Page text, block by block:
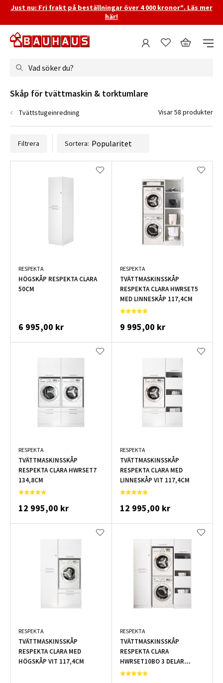
Just nu: Fri frakt på beställningar över 4 000 kronor*. Läs mer
här!
Vad söker du?
Filtrera Sortera:
RESPEKTA
HÖGSKÅP RESPEKTA CLARA
50CM
6 995,00 kr
RESPEKTA
TVÄTTMASKINSSKÅP
RESPEKTA CLARA HWRSET5
MED LINNESKÅP 117,4CM
9 995,00 kr
RESPEKTA
TVÄTTMASKINSSKÅP
RESPEKTA CLARA HWRSET7
134,8CM
12 995,00 kr
RESPEKTA
TVÄTTMASKINSSKÅP
RESPEKTA CLARA MED
LINNESKÅP VIT 117,4CM
12 995,00 kr
RESPEKTA
TVÄTTMASKINSSKÅP
RESPEKTA CLARA MED
HÖGSKÅP VIT 117,4CM
RESPEKTA
TVÄTTMASKINSSKÅP
RESPEKTA CLARA
HWRSET10BO 3 DELAR
167,4CM
Skåp för tvättmaskin & torktumlare
Tvättstugeinredning Visar 58 produkter